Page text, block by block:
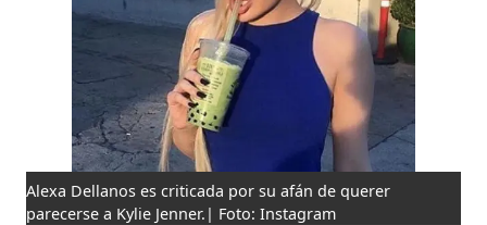
Alexa Dellanos es criticada por su afán de querer
parecerse a Kylie Jenner.| Foto: Instagram